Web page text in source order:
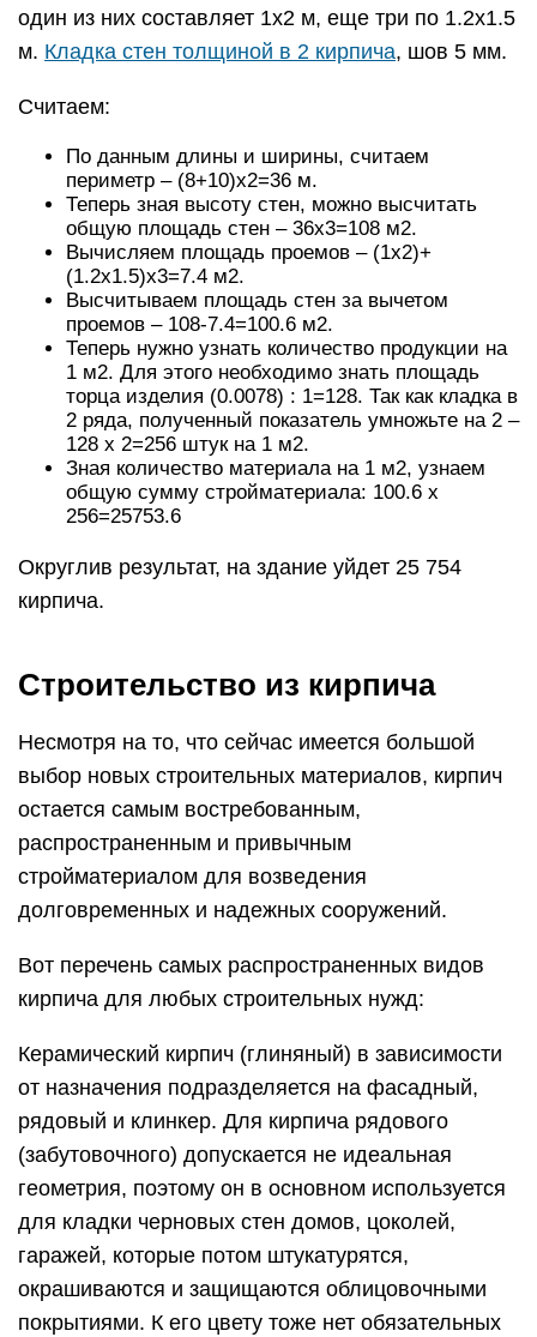
один из них составляет 1х2 м, еще три по 1.2х1.5
м. Кладка стен толщиной в 2 кирпича, шов 5 мм.
Считаем:
По данным длины и ширины, считаем
периметр – (8+10)х2=36 м.
Теперь зная высоту стен, можно высчитать
общую площадь стен – 36х3=108 м2.
Вычисляем площадь проемов – (1х2)+
(1.2х1.5)х3=7.4 м2.
Высчитываем площадь стен за вычетом
проемов – 108-7.4=100.6 м2.
Теперь нужно узнать количество продукции на
1 м2. Для этого необходимо знать площадь
торца изделия (0.0078) : 1=128. Так как кладка в
2 ряда, полученный показатель умножьте на 2 –
128 х 2=256 штук на 1 м2.
Зная количество материала на 1 м2, узнаем
общую сумму стройматериала: 100.6 х
256=25753.6
Округлив результат, на здание уйдет 25 754
кирпича.
Строительство из кирпича
Несмотря на то, что сейчас имеется большой
выбор новых строительных материалов, кирпич
остается самым востребованным,
распространенным и привычным
стройматериалом для возведения
долговременных и надежных сооружений.
Вот перечень самых распространенных видов
кирпича для любых строительных нужд:
Керамический кирпич (глиняный) в зависимости
от назначения подразделяется на фасадный,
рядовый и клинкер. Для кирпича рядового
(забутовочного) допускается не идеальная
геометрия, поэтому он в основном используется
для кладки черновых стен домов, цоколей,
гаражей, которые потом штукатурятся,
окрашиваются и защищаются облицовочными
покрытиями. К его цвету тоже нет обязательных